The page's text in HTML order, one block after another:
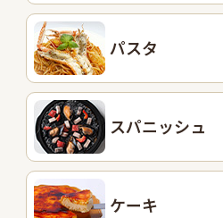
パスタ
スパニッシュ
ケーキ